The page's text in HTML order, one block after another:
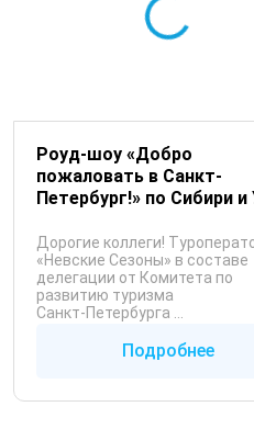
Роуд-шоу «Добро
пожаловать в Санкт-
Петербург!» по Сибири и
Дорогие коллеги!
«Невские Сезоны» в составе
делегации от Комитета по
развитию туризма
Санкт‑Петербурга ...
Подробнее